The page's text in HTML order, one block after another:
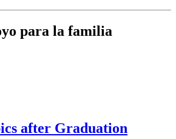
para la familia
after Graduation